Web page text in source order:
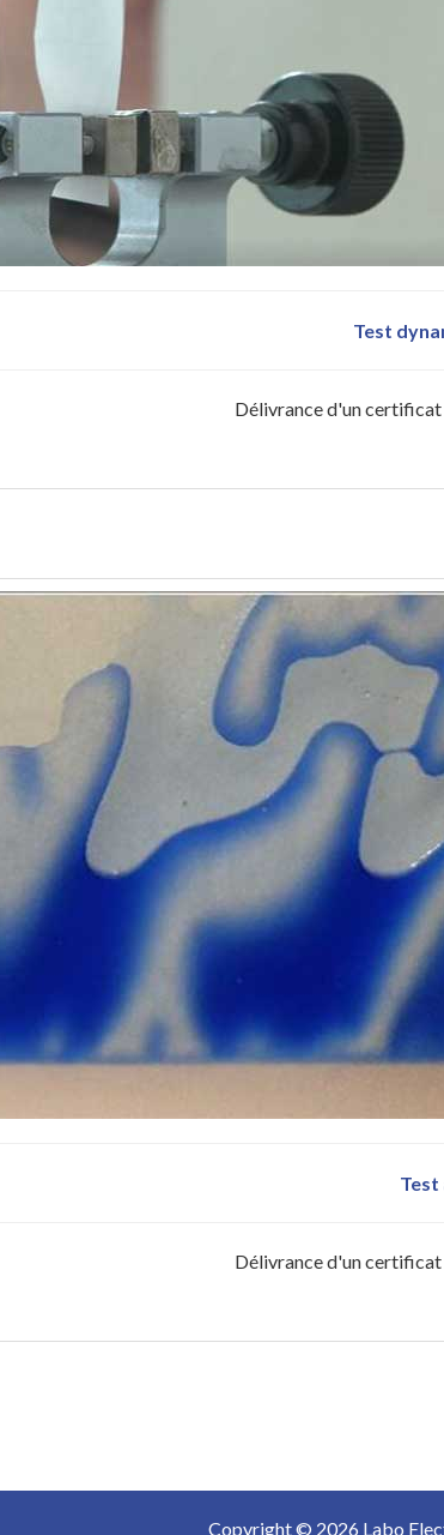
Test
Délivrance d'un certificat
Test
Délivrance d'un certificat
Copyright © 2026 Labo